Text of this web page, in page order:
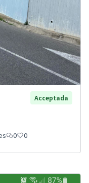
Acceptada
0 0